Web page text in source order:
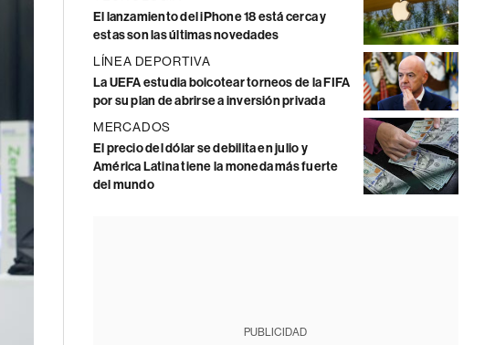
El lanzamiento del iPhone 18 está cerca y
estas son las últimas novedades
LÍNEA DEPORTIVA
La UEFA estudia boicotear torneos de la FIFA
por su plan de abrirse a inversión privada
MERCADOS
El precio del dólar se debilita en julio y
América Latina tiene la moneda más fuerte
del mundo
PUBLICIDAD